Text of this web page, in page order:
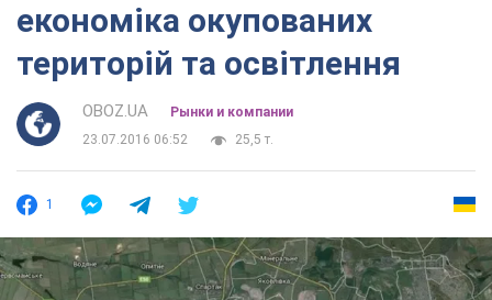
економіка окупованих
територій та освітлення
OBOZ.UA
Рынки и компании
23.07.2016 06:52
25,5 т.
1